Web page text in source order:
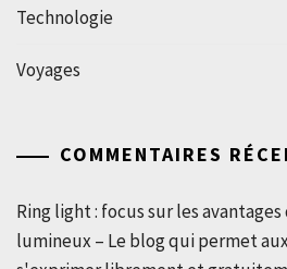
Technologie
Voyages
COMMENTAIRES
Ring light : focus sur les
lumineux – Le blog qui permet